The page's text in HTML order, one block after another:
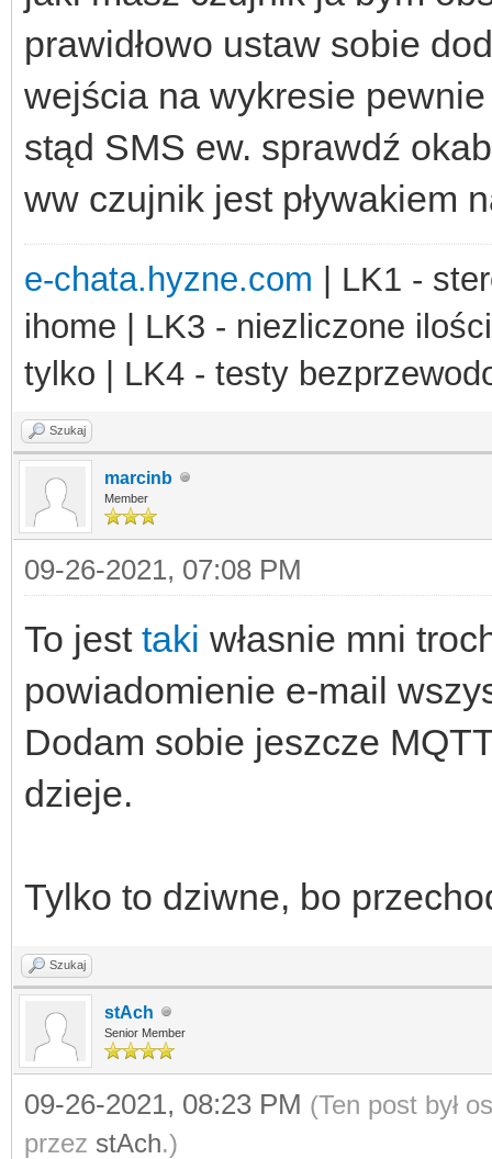
prawidłowo ustaw sobie
wejścia na wykresie
stąd SMS ew. sprawdź
ww czujnik jest pływakiem
e-chata.hyzne.com | LK1 -
ihome | LK3 - niezliczone
tylko | LK4 - testy
Szukaj
marcinb
Member
09-26-2021, 07:08 PM
To jest taki własnie mni
powiadomienie e-mail
Dodam sobie jeszcze
dzieje.
Tylko to dziwne, bo
Szukaj
stAch
Senior Member
09-26-2021, 08:23 PM (Ten post był
przez stAch.)